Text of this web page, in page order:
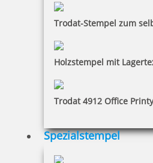
Trodat-Stempel zum
Holzstempel mit
Trodat 4912 Office Printy
Spezialstempel
Pocket Printy 9511 Tauchstempel
Jetzt gestalten